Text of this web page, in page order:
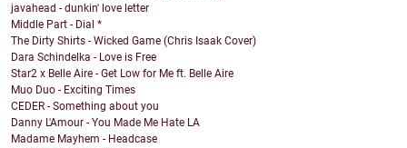
javahead - dunkin' love letter
Middle Part - Dial *
The Dirty Shirts - Wicked Game (Chris Isaak Cover)
Dara Schindelka - Love is Free
Star2 x Belle Aire - Get Low for Me ft. Belle Aire
Muo Duo - Exciting Times
CEDER - Something about you
Danny L'Amour - You Made Me Hate LA
Madame Mayhem - Headcase